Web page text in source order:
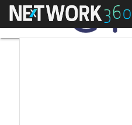
Menu